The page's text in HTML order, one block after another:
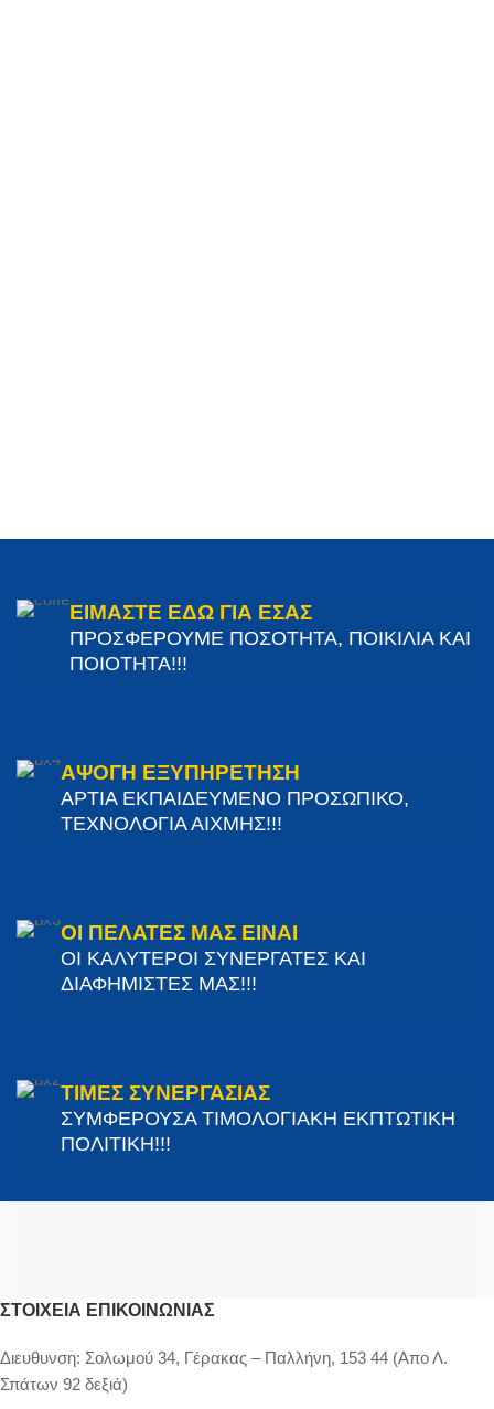
ΕΙΜΑΣΤΕ ΕΔΩ ΓΙΑ ΕΣΑΣ
ΠΡΟΣΦΕΡΟΥΜΕ ΠΟΣΟΤΗΤΑ, ΠΟΙΚΙΛΙΑ ΚΑΙ
ΠΟΙΟΤΗΤΑ!!!
ΑΨΟΓΗ ΕΞΥΠΗΡΕΤΗΣΗ
ΑΡΤΙΑ ΕΚΠΑΙΔΕΥΜΕΝΟ ΠΡΟΣΩΠΙΚΟ,
ΤΕΧΝΟΛΟΓΙΑ ΑΙΧΜΗΣ!!!
ΟΙ ΠΕΛΑΤΕΣ ΜΑΣ ΕΙΝΑΙ
ΟΙ ΚΑΛΥΤΕΡΟΙ ΣΥΝΕΡΓΑΤΕΣ ΚΑΙ
ΔΙΑΦΗΜΙΣΤΕΣ ΜΑΣ!!!
ΤΙΜΕΣ ΣΥΝΕΡΓΑΣΙΑΣ
ΣΥΜΦΕΡΟΥΣΑ ΤΙΜΟΛΟΓΙΑΚΗ ΕΚΠΤΩΤΙΚΗ
ΠΟΛΙΤΙΚΗ!!!
ΣΤΟΙΧΕΊΑ ΕΠΙΚΟΙΝΩΝΊΑΣ
Διευθυνση: Σολωμού 34, Γέρακας – Παλλήνη, 153 44 (Απο Λ.
Σπάτων 92 δεξιά)